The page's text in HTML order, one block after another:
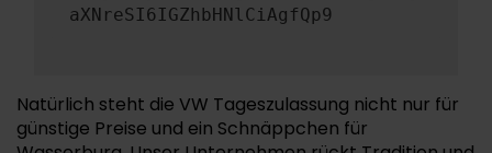
aXNreSI6IGZhbHNlCiAgfQp9
Natürlich steht die VW Tageszulassung nicht nur für
günstige Preise und ein Schnäppchen für